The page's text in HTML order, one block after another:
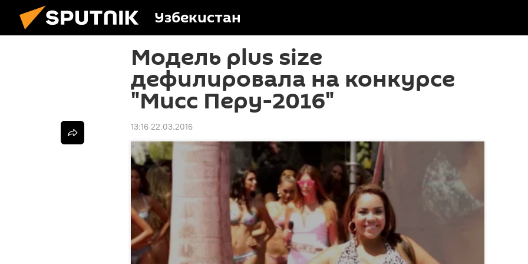
Узбекистан
Модель plus size
дефилировала на конкурсе
"Мисс Перу-2016"
13:16 22.03.2016